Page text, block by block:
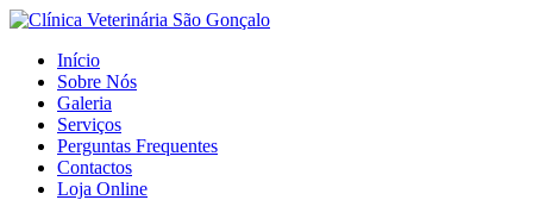
Início
Sobre Nós
Galeria
Serviços
Perguntas Frequentes
Contactos
Loja Online